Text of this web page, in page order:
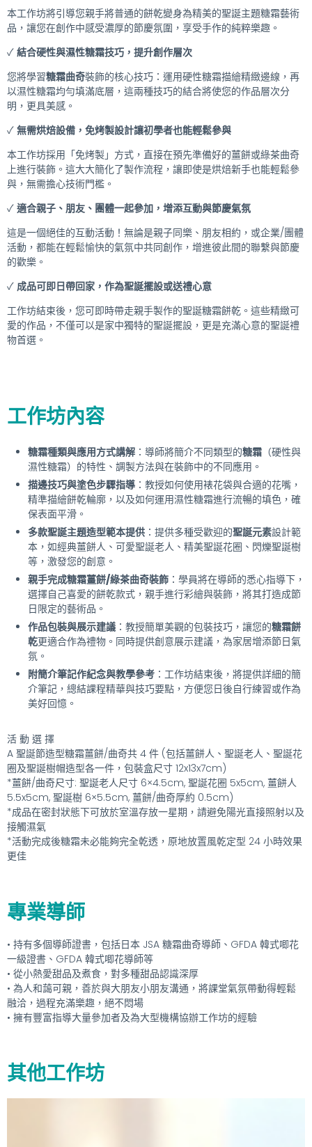
本工作坊將引導您親手將普通的餅乾變身為精美的聖誕主題糖霜藝術
品，讓您在創作中感受濃厚的節慶氛圍，享受手作的純粹樂趣。
✓ 結合硬性與濕性糖霜技巧，提升創作層次
您將學習糖霜曲奇裝飾的核心技巧：運用硬性糖霜描繪精緻邊線，再
以濕性糖霜均勻填滿底層，這兩種技巧的結合將使您的作品層次分
明，更具美感。
✓ 無需烘焙設備，免烤製設計讓初學者也能輕鬆參與
本工作坊採用「免烤製」方式，直接在預先準備好的薑餅或綠茶曲奇
上進行裝飾。這大大簡化了製作流程，讓即使是烘焙新手也能輕鬆參
與，無需擔心技術門檻。
✓ 適合親子、朋友、團體一起參加，增添互動與節慶氣氛
這是一個絕佳的互動活動！無論是親子同樂、朋友相約，或企業/團體
活動，都能在輕鬆愉快的氣氛中共同創作，增進彼此間的聯繫與節慶
的歡樂。
✓ 成品可即日帶回家，作為聖誕擺設或送禮心意
工作坊結束後，您可即時帶走親手製作的聖誕糖霜餅乾。這些精緻可
愛的作品，不僅可以是家中獨特的聖誕擺設，更是充滿心意的聖誕禮
物首選。
工作坊內容
糖霜種類與應用方式講解 ：導師將簡介不同類型的糖霜 （硬性與
濕性糖霜）的特性、調製方法與在裝飾中的不同應用。
描邊技巧與塗色步驟指導 ：教授如何使用裱花袋與合適的花嘴，
精準描繪餅乾輪廓，以及如何運用濕性糖霜進行流暢的填色，確
保表面平滑。
多款聖誕主題造型範本提供 ：提供多種受歡迎的聖誕元素設計範
本，如經典薑餅人、可愛聖誕老人、精美聖誕花圈、閃爍聖誕樹
等，激發您的創意。
親手完成糖霜薑餅/綠茶曲奇裝飾 ：學員將在導師的悉心指導下，
選擇自己喜愛的餅乾款式，親手進行彩繪與裝飾，將其打造成節
日限定的藝術品。
作品包裝與展示建議 ：教授簡單美觀的包裝技巧，讓您的糖霜餅
乾更適合作為禮物。同時提供創意展示建議，為家居增添節日氣
氛。
附簡介筆記作紀念與教學參考 ：工作坊結束後，將提供詳細的簡
介筆記，總結課程精華與技巧要點，方便您日後自行練習或作為
美好回憶。
活 動 選 擇
A 聖誕節造型糖霜薑餅/曲奇共 4 件 (包括薑餅人、聖誕老人、聖誕花
圈及聖誕樹帽造型各一件，包裝盒尺寸 12x13x7cm)
*薑餅/曲奇尺寸: 聖誕老人尺寸 6×4.5cm, 聖誕花圈 5x5cm, 薑餅人
5.5x5cm, 聖誕樹 6×5.5cm, 薑餅/曲奇厚約 0.5cm)
*成品在密封狀態下可放於室溫存放一星期，請避免陽光直接照射以及
接觸濕氣
*活動完成後糖霜未必能夠完全乾透，原地放置風乾定型 24 小時效果
更佳
專業導師
• 持有多個導師證書，包括日本 JSA 糖霜曲奇導師、GFDA 韓式唧花
一級證書、GFDA 韓式唧花導師等
• 從小熱愛甜品及煮食，對多種甜品認識深厚
• 為人和藹可親，善於與大朋友小朋友溝通，將課堂氣氛帶動得輕鬆
融洽，過程充滿樂趣，絕不悶場
• 擁有豐富指導大量參加者及為大型機構協辦工作坊的經驗
其他工作坊